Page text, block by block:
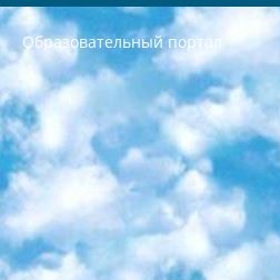
Образовательный портал
РЕСПУБЛИКА УЗБЕКИСТАН МИНИСТРЕРСТВО ДОШКОЛЬНОГО И ШКОЛЬНОГО ОБРАЗОВАНИЯ КОМАНДА в общеобразовательных учреждениях в 2023-2024 учебном году организация и проведение итоговой государственной аттестации обучающихся о Министра дошкольного и школьного образования Республики Узбекистан от 4 марта 2008 года (постановлением Минюста от 20 марта 2008 года № 1778 государственной регистрации) «Итоговое состояние учащихся общего среднего образования на основании положения об утверждении положения об аттестации общего среднего образования выпускной экзамен студентов в образовательных учреждениях в 2023-2024 учебном году В целях организации и прохождения аттестации приказываю: 1. Следующее: перечень предметов, по которым будет проводиться итоговая государственная аттестация и экзамен формы перевода согласно приложению 1; сертификаты международного образца, оценивающие уровень владения иностранными языками перечень согласно приложению 2; 2. Педагогический при специализированных образовательных учреждениях. научно-практический центр квалификации и международной оценки (Д.Давидова) 2024 г. До 25 марта: задания по предметам, по которым будет проводиться итоговая аттестация разработка и утверждение технических условий; итоговая аттестация на основании разработанного предметного задания разработка вопросов по предметам (устно и письменно), экзамен передача; общеобразовательные средние школы и специальные учебные заведения учащиеся выпускных классов школ и интернатов в агентской системе подготовка базы данных экзаменационных материалов и критериев оценки; перевод базы экзаменационных материалов на все языки обучения подать в Республиканский образовательный центр для изготовления; варианты экзаменов на основе разработанных контрольных материалов пусть будут поставлены задачи формирования. 3. Республиканский образовательный центр (Ш.Худайкулов) до 5 апреля 2024 года. до: база данных предоставленных экзаменационных материалов на все языки обучения перевод и экспертиза; для слепых, слабовидящих, глухих, слабослышащих и умственно отсталых детей учащиеся выпускных классов специализированных школ и школ-интернатов база данных экзаменационных материалов на всех преподаваемых языках подготовка критериев оценки; специализированные школы для умственно отсталых детей и технологии для учащихся выпускных классов школ-интернатов разработка соответствующих рекомендаций и критериев проведения ЕГЭ по естествознанию давать задания. 4. Педагогический при специализированных образовательных учреждениях. Научно-практический центр навыков и международной оценки (Д.Давидова), Республика образовательный центр (Худайкулов Ш.) итоговый государственный аттестационный экзамен ориентирован на творческое и логическое мышление при подготовке базы материалов учитывать введение заданий. 5. Следует отметить, что: сертификат государственного образца о знании общеобразовательного предмета и как минимум национальный уровень B1 по предметам на иностранных языках, указанным в Приложении 2. или международно признанный сертификат эквивалентного уровня студенты, изучающие определенный предмет, освобождаются от экзамена; по соответствующим предметам запланирована итоговая государственная аттестация за день до дня, путем жеребьевки Рабочей группой (в письменной форме по предметам, проводимым в форме) из числа сформированных вариантов выбрано 2 варианта; 2 выбранных варианта экзамена анонсированы на официальном сайте министерства и все выпускники по всей стране на основе этих вариантов проводит итоговую государственную аттестацию. 6. Государственное образование учащихся средних общеобразовательных учреждений. знания в соответствии с квалификационными требованиями, которые необходимо приобрести на основании стандартов итоговый (выпускной) контроль для 9 и 11 классов в целях тестирования Экзамены (далее – экзамены) состоят из предметов, перечисленных в приложении 1. будет сделано. 7. Экзамены пройдут с 26 мая по 15 июня 2024 г. (кроме науки физического воспитания). 8. Физическая для учащихся 9 классов общесредних образовательных учреждений. Экзамены по предмету «Образование, квалификация медицина» 1-6 мая 2024 года. сотрудники перевести под присмотр (с отклонениями в физическом или умственном развитии) специализированная школа для детей, школы-интернаты и со сколиозом школы-интернаты санаторного типа для больных детей исключены). 9. Он был слепым, слабовидящим и имел нарушения опорно-двигательного аппарата. экзамены в специализированных школах и интернатах для детей должны проводиться исходя из требований, предъявляемых к общеобразовательным учреждениям (физкультура кроме науки). 10. Специализированная школа для глухих и слабослышащих детей. и экзамены в интернатах и быть реализован в виде письменного теста по математике. 11. Специальность для умственно отсталых детей. Для 9 класса Родной язык и литературное письмо Государственный язык (язык обучения – узбекский). для неклассов) написано Математическое письмо Письменная/устная история Узбекистана Физическое воспитание практично Итоговый контроль Для 11 класса Написание родного языка и литературы (эссе) Математическое письмо Узбекский язык (обучение на узбекском языке) не посещающее общее среднее образование для учреждений)/Образовательное учреждение выбор письменный и устный Иностранный язык письменный/устный Письменная/устная история Узбекистана *По выбору студента:  Химия  Физика  Основы государственного права  География 10 бесплатных образовательных ресурсов - Мы составили подборку онлайн-проектов с интерактивными упражнениями, видеолекциями и статьями. Они помогут вам обрести новые и освежить старые знания бесплатно. 1. «ИНТУИТ» Старейшая образовательная площадка Рунета. Здесь вы найдёте сотни текстовых и видеокурсов на десятки различных тем — от программирования до психологии. Многие курсы подготовлены российскими университетами и крупными международными компаниями вроде Intel и Microsoft. Самостоятельное обучение бесплатное, но желающие могут оплатить услуги персональных наставников. 2. «Смартия» знакомит с актуальными профессиями и подсказывает, как им обучаться. Выбрав заинтересовавшую вас специальность — SMM-специалист, фотограф, веб-дизайнер или другую, — увидите список необходимых для неё умений. Чтобы вы могли освоить их самостоятельно, для каждого умения площадка отображает подборку ссылок на учебные материалы. Хотя «Смартия» ориентируется на русскоязычную аудиторию, часть контента всё же доступна только на английском. 3. «Лекторий Физтеха» Проект Московского физико-технического института (Физтеха). С его помощью вы можете смотреть онлайн серии лекций, записанные на видео в этом вузе. В числе доступных предметов — физика, биология, химия, информационные технологии и другие. К некоторым лекциям администрация ресурса прилагает готовые конспекты, которые можно скачивать в PDF-